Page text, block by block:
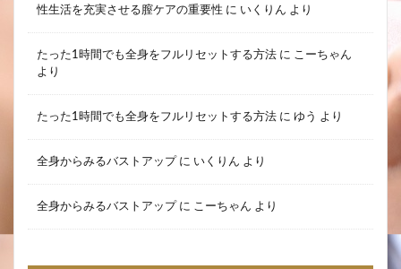
性生活を充実させる膣ケアの重要性 に いくりん より
たった1時間でも全身をフルリセットする方法 に こーちゃん
より
たった1時間でも全身をフルリセットする方法 に ゆう より
全身からみるバストアップに いくりん より
全身からみるバストアップに こーちゃん より